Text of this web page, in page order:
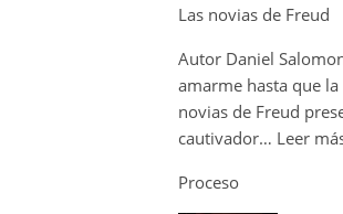
Las novias de Freud
Autor Daniel
amarme hasta que
novias de Freud
cautivador… Leer
Proceso